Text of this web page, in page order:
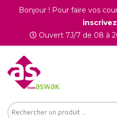
Bonjour ! Pour faire vos
Ouvert 7J/7 de 08 à